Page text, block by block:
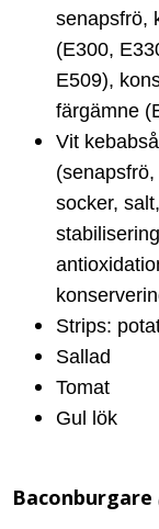
senapsfrö,
(E300,
E509),
färgämne
Vit
socker,
Strips:
Sallad
Tomat
Gul lök
Baconburgare